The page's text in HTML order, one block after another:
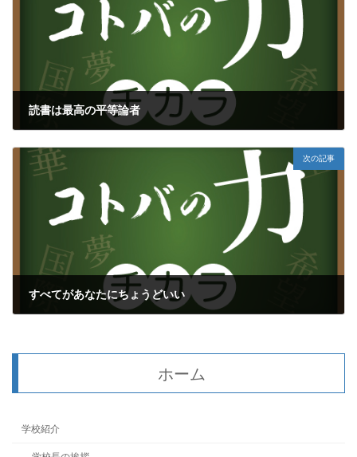
読書は最高の平等論者
次の記事
すべてがあなたにちょうどいい
ホーム
学校紹介